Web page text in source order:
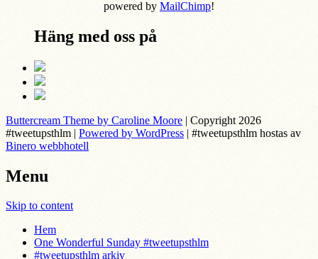
powered by MailChimp!
Häng med oss på
Buttercream Theme by Caroline Moore | Copyright 2026
#tweetupsthlm | Powered by WordPress | #tweetupsthlm hostas av
Binero webbhotell
Menu
Skip to content
Hem
One Wonderful Sunday #tweetupsthlm
#tweetupsthlm arkiv